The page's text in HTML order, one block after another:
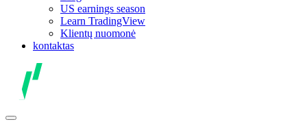
US earnings season
Learn TradingView
Klientų nuomonė
kontaktas